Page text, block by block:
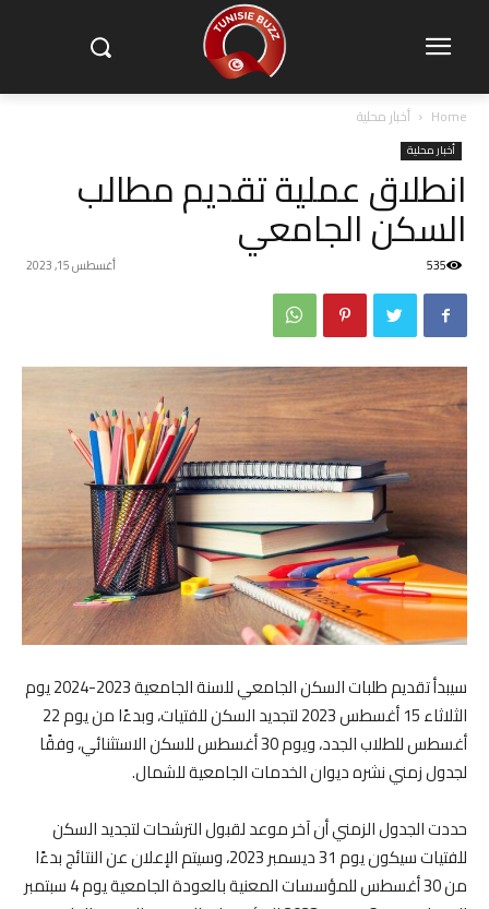
Home أخبار محلية
أخبار محلية
انطلاق عملية تقديم مطالب
السكن الجامعي
أغسطس 15, 2023 535
سيبدأ تقديم طلبات السكن الجامعي للسنة الجامعية 2023-2024 يوم
الثلاثاء 15 أغسطس 2023 لتجديد السكن للفتيات، وبدءًا من يوم 22
أغسطس للطلاب الجدد، ويوم 30 أغسطس للسكن الاستثنائي، وفقًا
لجدول زمني نشره ديوان الخدمات الجامعية للشمال.
حددت الجدول الزمني أن آخر موعد لقبول الترشحات لتجديد السكن
للفتيات سيكون يوم 31 ديسمبر 2023، وسيتم الإعلان عن النتائج بدءًا
من 30 أغسطس للمؤسسات المعنية بالعودة الجامعية يوم 4 سبتمبر